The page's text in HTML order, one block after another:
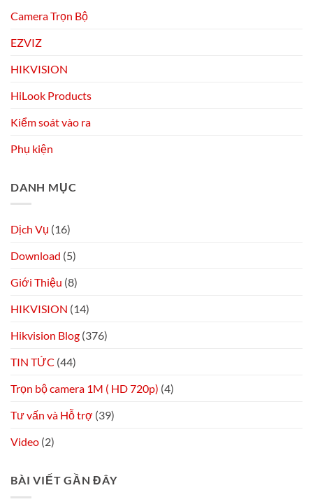
Camera Trọn Bộ
EZVIZ
HIKVISION
HiLook Products
Kiểm soát vào ra
Phụ kiện
DANH MỤC
Dịch Vụ (16)
Download (5)
Giới Thiệu (8)
HIKVISION (14)
Hikvision Blog (376)
TIN TỨC (44)
Trọn bộ camera 1M ( HD 720p) (4)
Tư vấn và Hỗ trợ (39)
Video (2)
BÀI VIẾT GẦN ĐÂY